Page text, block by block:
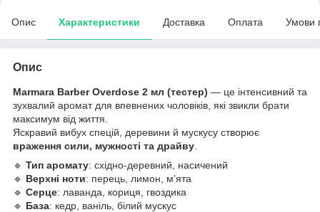
Опис Характеристики Доставка Оплата Умови
Опис
Marmara Barber Overdose 2 мл (тестер) — це інтенсивний та
зухвалий аромат для впевнених чоловіків, які звикли брати
максимум від життя.
Яскравий вибух спецій, деревини й мускусу створює
враження сили, мужності та драйву
🔹 Тип аромату: східно-деревний, насичений
🔹 Верхні ноти: перець, лимон, м’ята
🔹 Серце: лаванда, кориця, гвоздика
🔹 База: кедр, ваніль, білий мускус